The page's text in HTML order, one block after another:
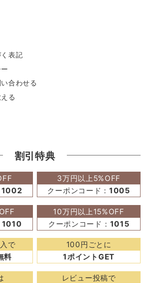
表記
合わせる
る
割引特典
1002
3万円以上5%OFF
クーポンコード：1005
1010
10万円以上15%OFF
クーポンコード： 1015
で
料
100円ごとに
1ポイントGET
レビュー投稿で